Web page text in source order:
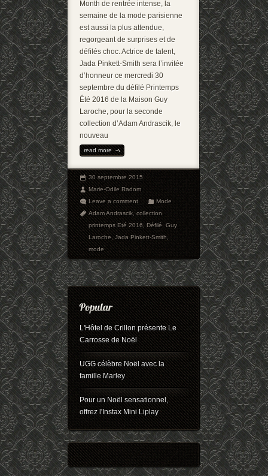
Month de rentrée intense, la
semaine de la mode parisienne
est aussi la plus attendue,
regorgeant de surprises et de
défilés choc. Actrice de talent,
Jada Pinkett-Smith sera l’invitée
d’honneur ce mercredi 30
septembre du défilé Printemps
Été 2016 de la Maison Guy
Laroche, pour la seconde
collection d’Adam Andrascik, le
nouveau
read more
30 septembre 2015
Marie-Odile Radom
Leave a comment
Mode
Adam Andrascik,collection
printemps Eté 2016,Défilé,Guy
Laroche,Jada Pinkett-Smith,
mode
L'Hôtel de Crillon présente Le
Carrosse de Noël
UGG célèbre Noël avec la
famille Marley
Pour un Noël sensationnel,
offrez l'Instax Mini Liplay